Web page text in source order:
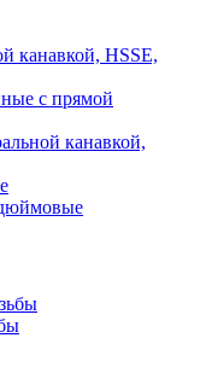
канавкой, HSSE,
с прямой
канавкой,